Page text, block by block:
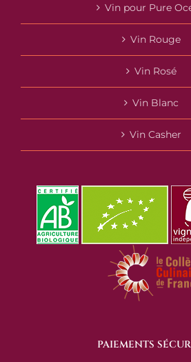
Vin pour Pure
Vin Rouge
Vin Rosé
Vin Blanc
Vin Casher
PAIEMENTS